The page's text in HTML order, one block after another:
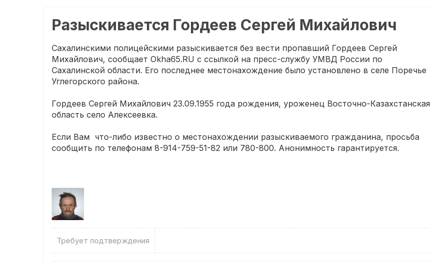
Разыскивается Гордеев Сергей Михайлович
Сахалинскими полицейскими разыскивается без вести пропавший Гордеев Сергей
Михайлович, сообщает Okha65.RU с ссылкой на пресс-службу УМВД России по
Сахалинской области. Его последнее местонахождение было установлено в селе Поречье
Углегорского района.
Гордеев Сергей Михайлович 23.09.1955 года рождения, уроженец Восточно-Казахстанская
область село Алексеевка.
Если Вам что-либо известно о местонахождении разыскиваемого гражданина, просьба
сообщить по телефонам 8-914-759-51-82 или 780-800. Анонимность гарантируется.
Требует подтверждения